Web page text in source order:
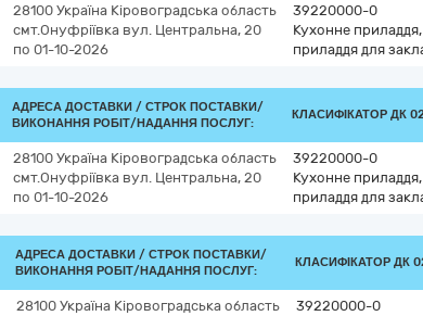
28100 Україна Кіровоградська область
смт.Онуфріївка вул. Центральна, 20
по 01-10-2026
39220000-0
Кухонне
приладдя для
АДРЕСА ДОСТАВКИ / СТРОК ПОСТАВКИ/
ВИКОНАННЯ РОБІТ/НАДАННЯ ПОСЛУГ:
КЛАСИФІКАТОР ДК
28100 Україна Кіровоградська область
смт.Онуфріївка вул. Центральна, 20
по 01-10-2026
39220000-0
Кухонне
приладдя для
АДРЕСА ДОСТАВКИ / СТРОК ПОСТАВКИ/
ВИКОНАННЯ РОБІТ/НАДАННЯ ПОСЛУГ:
КЛАСИФІКАТОР ДК
28100 Україна Кіровоградська область
39220000-0